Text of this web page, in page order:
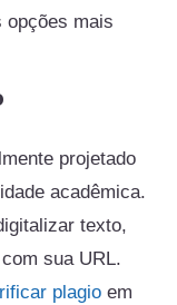
opções mais
projetado
acadêmica.
texto,
sua URL.
plagio em